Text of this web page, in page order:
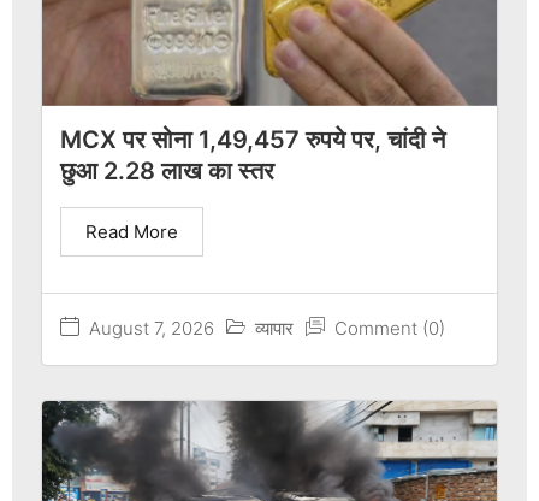
MCX पर सोना 1,49,457 रुपये पर, चांदी ने
छुआ 2.28 लाख का स्तर
August 7, 2026 व्यापार Comment (0)
Read More